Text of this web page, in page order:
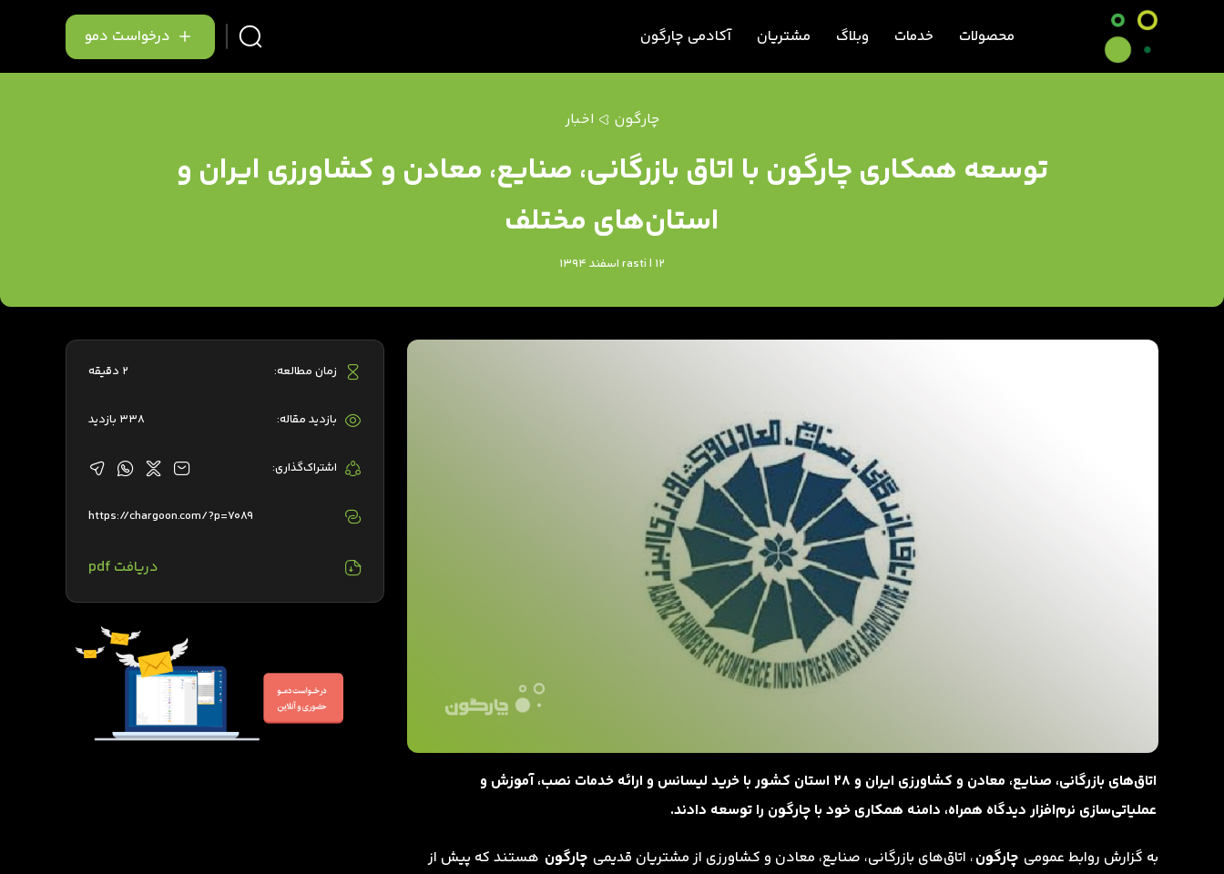
محصولات خدمات وبلاگ مشتریان آکادمی چارگون درخواست دمو
چارگون اخبار
توسعه همکاری چارگون با اتاق بازرگانی، صنایع، معادن و کشاورزی ایران و
استان‌های مختلف
rasti | 12 اسفند 1394
اتاق‌های بازرگانی، صنایع، معادن و کشاورزی ایران و 28 استان‌ کشور با خرید لیسانس و ارائه خدمات نصب، آموزش و
عملیاتی‌سازی نرم‌افزار دیدگاه همراه، دامنه همکاری خود با چارگون را توسعه دادند.
به گزارش روابط عمومی چارگون، اتاق‌های بازرگانی، صنایع، معادن و کشاورزی از مشتریان قدیمی چارگون هستند که پیش از
زمان مطالعه: 2 دقیقه
بازدید مقاله: 338 بازدید
اشتراک‌گذاری:
https://chargoon.com/?p=7089
دریافت pdf